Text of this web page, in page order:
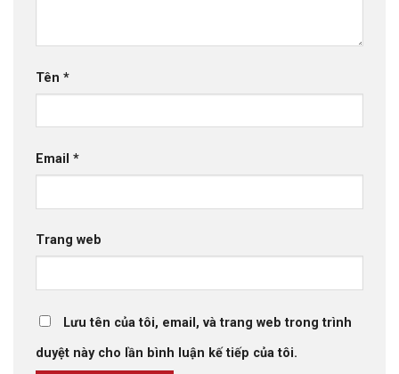
Tên *
Email *
Trang web
Lưu tên của tôi, email, và trang web trong trình
duyệt này cho lần bình luận kế tiếp của tôi.